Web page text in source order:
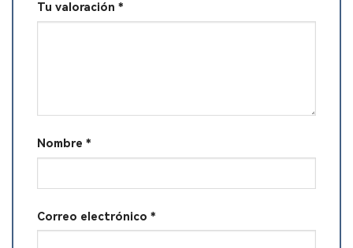
Tu valoración *
Nombre *
Correo electrónico *